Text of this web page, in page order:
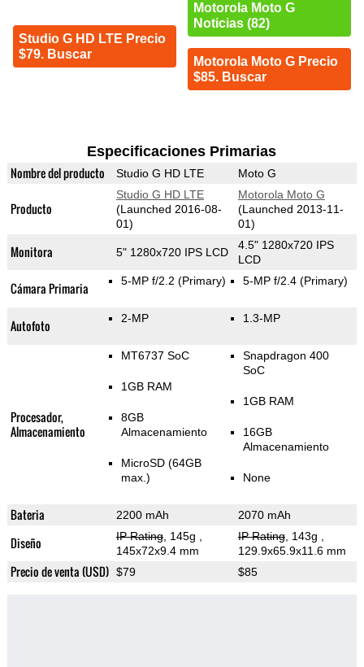
Studio G HD LTE Precio
$79. Buscar
Motorola Moto G
Noticias (82)
Motorola Moto G Precio
$85. Buscar
Especificaciones Primarias
Nombre del producto Studio G HD LTE Moto G
Producto
Studio G HD LTE
(Launched 2016-08-
01)
Motorola Moto G
(Launched 2013-11-
01)
Monitora 5" 1280x720 IPS LCD
4.5" 1280x720 IPS
LCD
Cámara Primaria 5-MP f/2.2 (Primary) 5-MP f/2.4 (Primary)
Autofoto 2-MP 1.3-MP
Procesador,
Almacenamiento
MT6737 SoC
1GB RAM
8GB
Almacenamiento
MicroSD (64GB
max.)
Snapdragon 400
SoC
1GB RAM
16GB
Almacenamiento
None
Bateria 2200 mAh 2070 mAh
Diseño IP Rating, 145g
145x72x9.4 mm
IP Rating, 143g
129.9x65.9x11.6 mm
Precio de venta (USD) $79 $85